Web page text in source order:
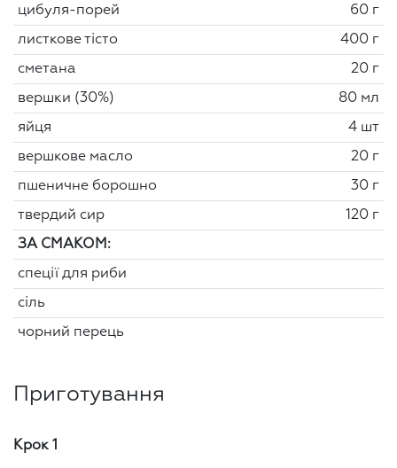
цибуля-порей 60 г
листкове тісто 400 г
сметана 20 г
вершки (30%) 80 мл
яйця 4 шт
вершкове масло 20 г
пшеничне борошно 30 г
твердий сир 120 г
ЗА СМАКОМ:
спеції для риби
сіль
чорний перець
Приготування
Крок 1